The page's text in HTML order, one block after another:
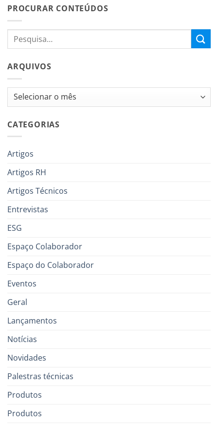
PROCURAR CONTEÚDOS
ARQUIVOS
Arquivos
CATEGORIAS
Artigos
Artigos RH
Artigos Técnicos
Entrevistas
ESG
Espaço Colaborador
Espaço do Colaborador
Eventos
Geral
Lançamentos
Notícias
Novidades
Palestras técnicas
Produtos
Produtos